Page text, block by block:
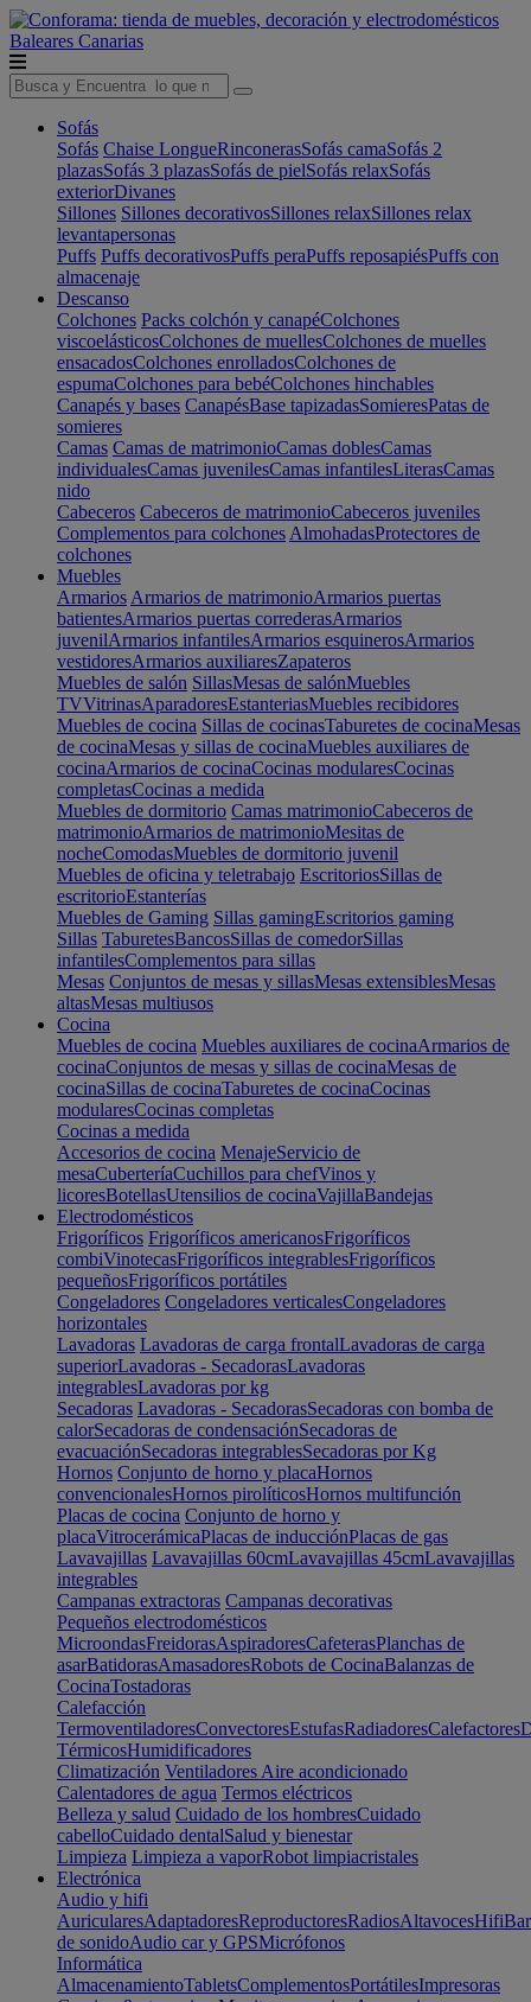
Baleares Canarias
Sofás
Sofás Chaise LongueRinconerasSofás camaSofás 2
plazasSofás 3 plazasSofás de pielSofás relaxSofás
exteriorDivanes
Sillones Sillones decorativosSillones relaxSillones relax
levantapersonas
Puffs Puffs decorativosPuffs peraPuffs reposapiésPuffs con
almacenaje
Descanso
Colchones Packs colchón y canapéColchones
viscoelásticosColchones de muellesColchones de muelles
ensacadosColchones enrolladosColchones de
espumaColchones para bebéColchones hinchables
Canapés y bases CanapésBase tapizadasSomieresPatas de
somieres
Camas Camas de matrimonioCamas doblesCamas
individualesCamas juvenilesCamas infantilesLiterasCamas
nido
Cabeceros Cabeceros de matrimonioCabeceros juveniles
Complementos para colchones AlmohadasProtectores de
colchones
Muebles
Armarios Armarios de matrimonioArmarios puertas
batientesArmarios puertas correderasArmarios
juvenilArmarios infantilesArmarios esquinerosArmarios
vestidoresArmarios auxiliaresZapateros
Muebles de salón SillasMesas de salónMuebles
TVVitrinasAparadoresEstanteriasMuebles recibidores
Muebles de cocina Sillas de cocinasTaburetes de cocinaMesas
de cocinaMesas y sillas de cocinaMuebles auxiliares de
cocinaArmarios de cocinaCocinas modularesCocinas
completasCocinas a medida
Muebles de dormitorio Camas matrimonioCabeceros de
matrimonioArmarios de matrimonioMesitas de
nocheComodasMuebles de dormitorio juvenil
Muebles de oficina y teletrabajo EscritoriosSillas de
escritorioEstanterías
Muebles de Gaming Sillas gamingEscritorios gaming
Sillas TaburetesBancosSillas de comedorSillas
infantilesComplementos para sillas
Mesas Conjuntos de mesas y sillasMesas extensiblesMesas
altasMesas multiusos
Cocina
Muebles de cocina Muebles auxiliares de cocinaArmarios de
cocinaConjuntos de mesas y sillas de cocinaMesas de
cocinaSillas de cocinaTaburetes de cocinaCocinas
modularesCocinas completas
Cocinas a medida
Accesorios de cocina MenajeServicio de
mesaCuberteríaCuchillos para chefVinos y
licoresBotellasUtensilios de cocinaVajillaBandejas
Electrodomésticos
Frigoríficos Frigoríficos americanosFrigoríficos
combiVinotecasFrigoríficos integrablesFrigoríficos
pequeñosFrigoríficos portátiles
Congeladores Congeladores verticalesCongeladores
horizontales
Lavadoras Lavadoras de carga frontalLavadoras de carga
superiorLavadoras - SecadorasLavadoras
integrablesLavadoras por kg
Secadoras Lavadoras - SecadorasSecadoras con bomba de
calorSecadoras de condensaciónSecadoras de
evacuaciónSecadoras integrablesSecadoras por Kg
Hornos Conjunto de horno y placaHornos
convencionalesHornos pirolíticosHornos multifunción
Placas de cocina Conjunto de horno y
placaVitrocerámicaPlacas de inducciónPlacas de gas
Lavavajillas Lavavajillas 60cmLavavajillas 45cmLavavajillas
integrables
Campanas extractoras Campanas decorativas
Pequeños electrodomésticos
MicroondasFreidorasAspiradoresCafeterasPlanchas de
asarBatidorasAmasadoresRobots de CocinaBalanzas de
CocinaTostadoras
Calefacción
TermoventiladoresConvectoresEstufasRadiadoresCalefactores
TérmicosHumidificadores
Climatización Ventiladores Aire acondicionado
Calentadores de agua Termos eléctricos
Belleza y salud Cuidado de los hombresCuidado
cabelloCuidado dentalSalud y bienestar
Limpieza Limpieza a vaporRobot limpiacristales
Electrónica
Audio y hifi
AuricularesAdaptadoresReproductoresRadiosAltavocesHifi
de sonidoAudio car y GPSMicrófonos
Informática
AlmacenamientoTabletsComplementosPortátilesImpresoras